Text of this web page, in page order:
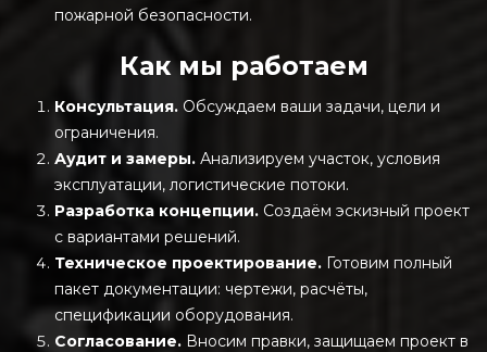
пожарной безопасности.
Как мы работаем
Консультация. Обсуждаем ваши задачи, цели и
ограничения.
Аудит и замеры. Анализируем участок, условия
эксплуатации, логистические потоки.
Разработка концепции. Создаём эскизный проект
с вариантами решений.
Техническое проектирование. Готовим полный
пакет документации: чертежи, расчёты,
спецификации оборудования.
Согласование. Вносим правки, защищаем проект в